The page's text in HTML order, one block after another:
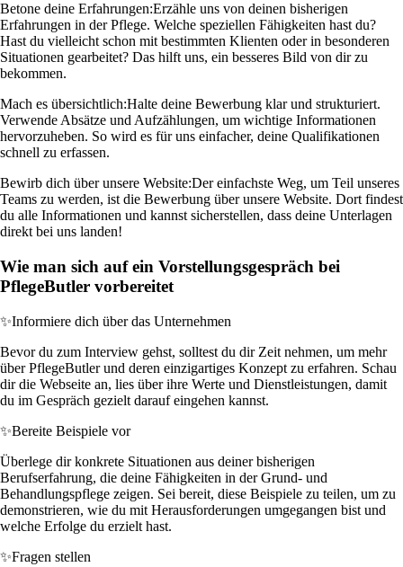
Betone deine Erfahrungen:Erzähle uns von deinen bisherigen
Erfahrungen in der Pflege. Welche speziellen Fähigkeiten hast du?
Hast du vielleicht schon mit bestimmten Klienten oder in besonderen
Situationen gearbeitet? Das hilft uns, ein besseres Bild von dir zu
bekommen.
Mach es übersichtlich:Halte deine Bewerbung klar und strukturiert.
Verwende Absätze und Aufzählungen, um wichtige Informationen
hervorzuheben. So wird es für uns einfacher, deine Qualifikationen
schnell zu erfassen.
Bewirb dich über unsere Website:Der einfachste Weg, um Teil unseres
Teams zu werden, ist die Bewerbung über unsere Website. Dort findest
du alle Informationen und kannst sicherstellen, dass deine Unterlagen
direkt bei uns landen!
Wie man sich auf ein Vorstellungsgespräch bei
PflegeButler vorbereitet
✨Informiere dich über das Unternehmen
Bevor du zum Interview gehst, solltest du dir Zeit nehmen, um mehr
über PflegeButler und deren einzigartiges Konzept zu erfahren. Schau
dir die Webseite an, lies über ihre Werte und Dienstleistungen, damit
du im Gespräch gezielt darauf eingehen kannst.
✨Bereite Beispiele vor
Überlege dir konkrete Situationen aus deiner bisherigen
Berufserfahrung, die deine Fähigkeiten in der Grund- und
Behandlungspflege zeigen. Sei bereit, diese Beispiele zu teilen, um zu
demonstrieren, wie du mit Herausforderungen umgegangen bist und
welche Erfolge du erzielt hast.
✨Fragen stellen